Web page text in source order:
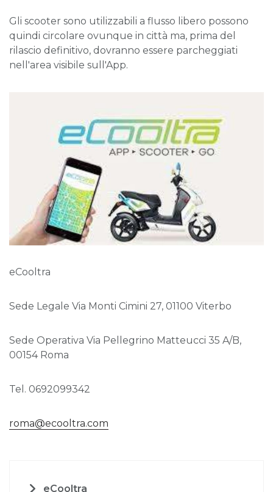
Gli scooter sono utilizzabili a flusso libero possono
quindi circolare ovunque in città ma, prima del
rilascio definitivo, dovranno essere parcheggiati
nell'area visibile sull'App.
eCooltra
Sede Legale Via Monti Cimini 27, 01100 Viterbo
Sede Operativa Via Pellegrino Matteucci 35 A/B,
00154 Roma
Tel. 0692099342
roma@ecooltra.com
eCooltra